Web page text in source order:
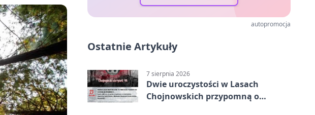
autopromocja
Ostatnie Artykuły
7 sierpnia 2026
Dwie uroczystości w Lasach
Chojnowskich przypomną o